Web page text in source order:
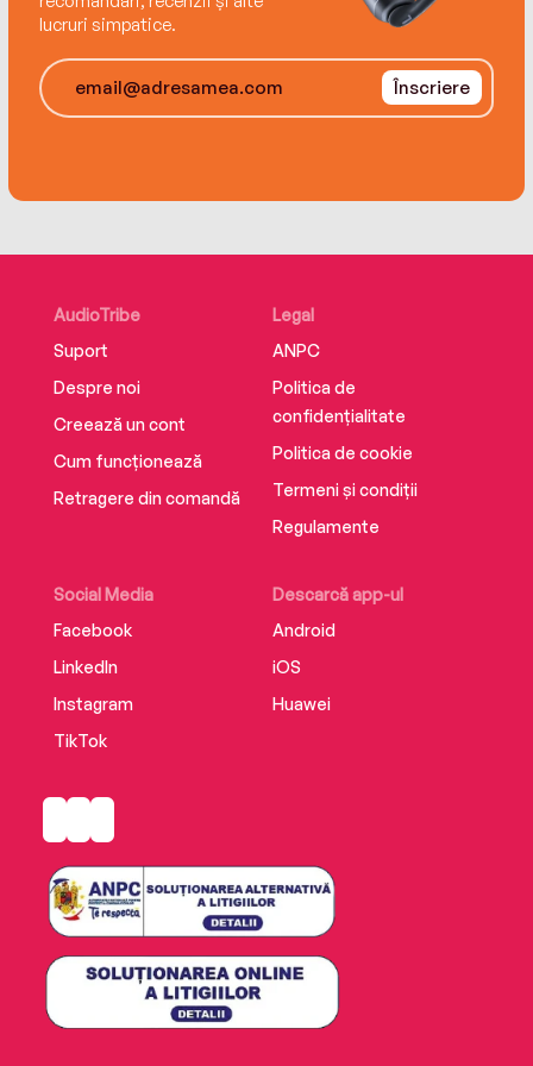
lucruri simpatice.
Înscriere
AudioTribe
Suport
Despre noi
Creează un cont
Cum funcționează
Retragere din comandă
Social Media
Facebook
LinkedIn
Instagram
TikTok
Descarcă app-ul
Android
iOS
Huawei
Legal
ANPC
Politica de
confidențialitate
Politica de cookie
Termeni și condiții
Regulamente